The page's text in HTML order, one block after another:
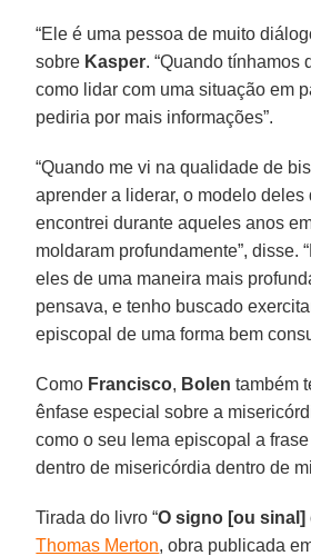
“Ele é uma pessoa de muito
sobre Kasper. “Quando tínhamos
como lidar com uma situação em
pediria por mais informações”.
“Quando me vi na qualidade de
aprender a liderar, o modelo
encontrei durante aqueles anos
moldaram profundamente”, disse.
eles de uma maneira mais
pensava, e tenho buscado
episcopal de uma forma bem
Como Francisco, Bolen também
ênfase especial sobre a
como o seu lema episcopal a
dentro de misericórdia dentro de
Tirada do livro “O signo [ou sinal]
Thomas Merton, obra publicada